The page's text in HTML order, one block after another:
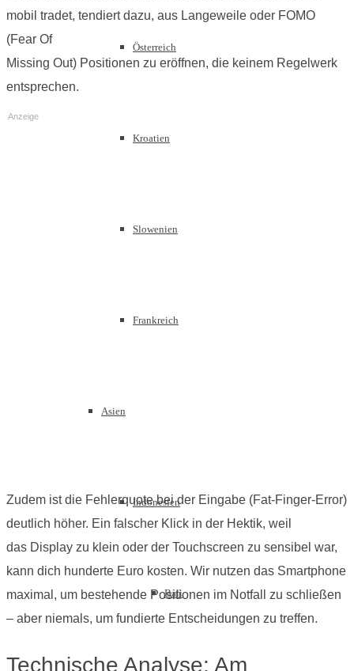
Österreich
Kroatien
Slowenien
Frankreich
Asien
Indonesien
Bali
mobil tradet, tendiert dazu, aus Langeweile oder FOMO
(Fear Of
Missing Out) Positionen zu eröffnen, die keinem Regelwerk
entsprechen.
Anzeige
Zudem ist die Fehlerquote bei der Eingabe (Fat-Finger-Error)
deutlich höher. Ein falscher Klick in der Hektik, weil
das Display zu klein oder der Touchscreen zu sensibel war,
kann dich hunderte Euro kosten. Wir nutzen das Smartphone
maximal, um bestehende Positionen im Notfall zu schließen
– aber niemals, um fundierte Entscheidungen zu treffen.
Technische Analyse: Am